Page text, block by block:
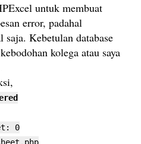
untuk membuat
error, padahal
saja. Kebetulan database
kolega atau saya
0